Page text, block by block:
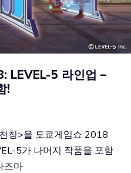
LEVEL-5 라인업 –
!
칭>을 도쿄게임쇼 2018
5가 나머지 작품을 포함
즈마